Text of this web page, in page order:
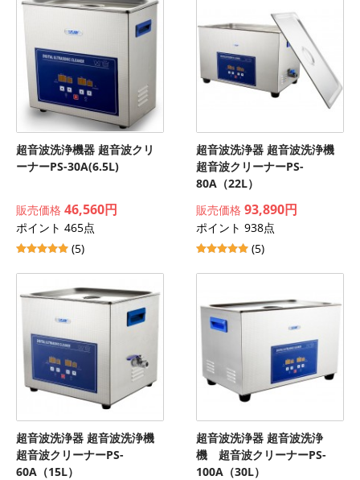
超音波洗浄機器 超音波クリ
ーナーPS-30A(6.5L)
販売価格 46,560円
ポイント 465点
(5)
超音波洗浄器 超音波洗浄機
超音波クリーナーPS-
80A（22L）
販売価格 93,890円
ポイント 938点
(5)
超音波洗浄器 超音波洗浄機
超音波クリーナーPS-
60A（15L）
超音波洗浄器 超音波洗浄
機 超音波クリーナーPS-
100A（30L）